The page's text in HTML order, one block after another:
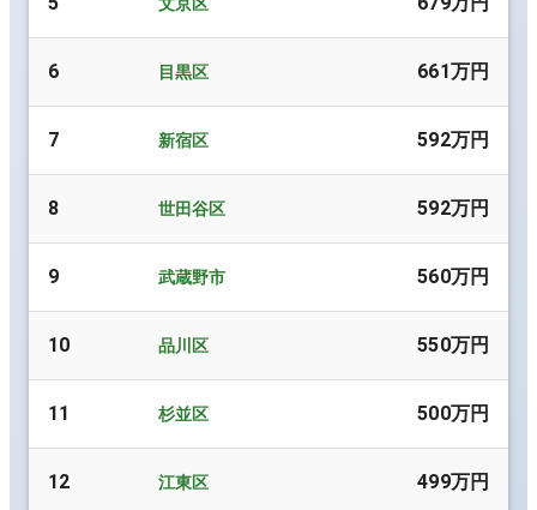
6 目黒区 661万円
7 新宿区 592万円
8 世田谷区 592万円
9 武蔵野市 560万円
10 品川区 550万円
11 杉並区 500万円
12 江東区 499万円